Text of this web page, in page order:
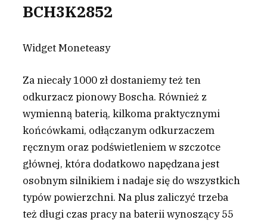
BCH3K2852
Widget Moneteasy
Za niecały 1000 zł dostaniemy też ten
odkurzacz pionowy Boscha. Również z
wymienną baterią, kilkoma praktycznymi
końcówkami, odłączanym odkurzaczem
ręcznym oraz podświetleniem w szczotce
głównej, która dodatkowo napędzana jest
osobnym silnikiem i nadaje się do wszystkich
typów powierzchni. Na plus zaliczyć trzeba
też długi czas pracy na baterii wynoszący 55